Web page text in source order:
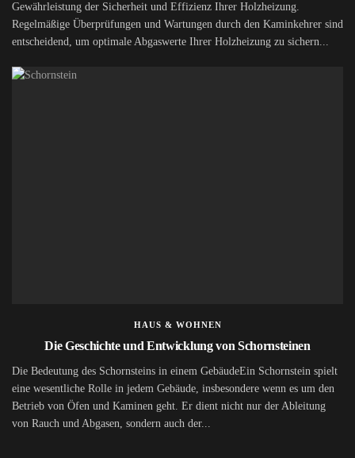
Gewährleistung der Sicherheit und Effizienz Ihrer Holzheizung.
Regelmäßige Überprüfungen und Wartungen durch den Kaminkehrer sind
entscheidend, um optimale Abgaswerte Ihrer Holzheizung zu sichern...
HAUS & WOHNEN
Die Geschichte und Entwicklung von Schornsteinen
Die Bedeutung des Schornsteins in einem GebäudeEin Schornstein spielt
eine wesentliche Rolle in jedem Gebäude, insbesondere wenn es um den
Betrieb von Öfen und Kaminen geht. Er dient nicht nur der Ableitung
von Rauch und Abgasen, sondern auch der...